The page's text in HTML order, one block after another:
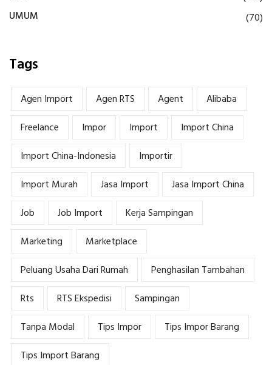
UMUM
(70)
Tags
Agen Import Agen RTS Agent
Alibaba
Freelance
Impor Import
Import China
Import China-Indonesia
Importir
Import Murah
Jasa Import
Jasa Import China
Job
Job Import
Kerja Sampingan
Marketing
Marketplace
Peluang Usaha Dari Rumah
Penghasilan Tambahan
Rts
RTS Ekspedisi
Sampingan
Tanpa Modal
Tips Impor
Tips Impor Barang
Tips Import Barang